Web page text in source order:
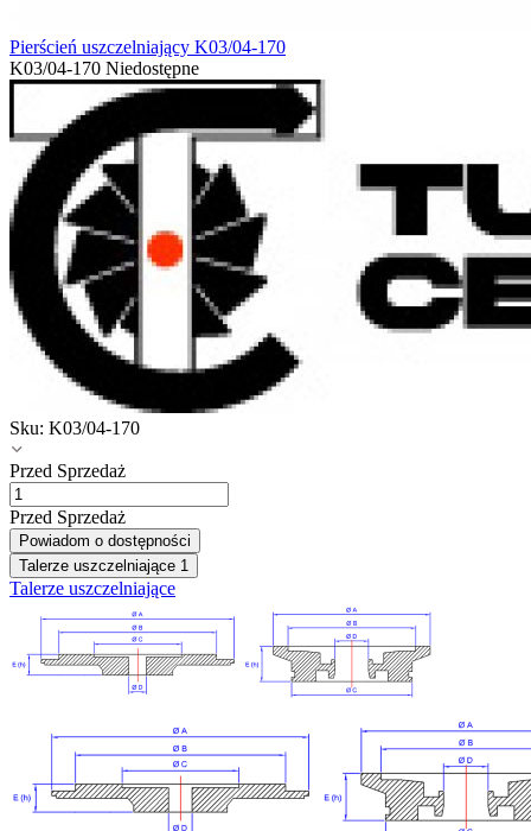
Pierścień uszczelniający K03/04-170
K03/04-170 Niedostępne
Sku: K03/04-170
Przed Sprzedaż
Przed Sprzedaż
Powiadom o dostępności
Talerze uszczelniające 1
Talerze uszczelniające